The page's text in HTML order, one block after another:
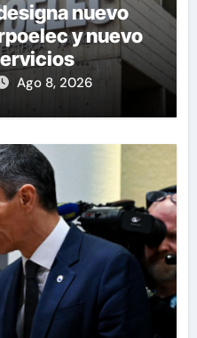
nuevo
y nuevo
Ago 8, 2026